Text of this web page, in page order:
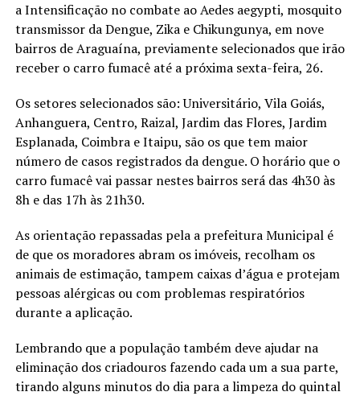
a Intensificação no combate ao Aedes aegypti, mosquito
transmissor da Dengue, Zika e Chikungunya, em nove
bairros de Araguaína, previamente selecionados que irão
receber o carro fumacê até a próxima sexta-feira, 26.
Os setores selecionados são: Universitário, Vila Goiás,
Anhanguera, Centro, Raizal, Jardim das Flores, Jardim
Esplanada, Coimbra e Itaipu, são os que tem maior
número de casos registrados da dengue. O horário que o
carro fumacê vai passar nestes bairros será das 4h30 às
8h e das 17h às 21h30.
As orientação repassadas pela a prefeitura Municipal é
de que os moradores abram os imóveis, recolham os
animais de estimação, tampem caixas d’água e protejam
pessoas alérgicas ou com problemas respiratórios
durante a aplicação.
Lembrando que a população também deve ajudar na
eliminação dos criadouros fazendo cada um a sua parte,
tirando alguns minutos do dia para a limpeza do quintal